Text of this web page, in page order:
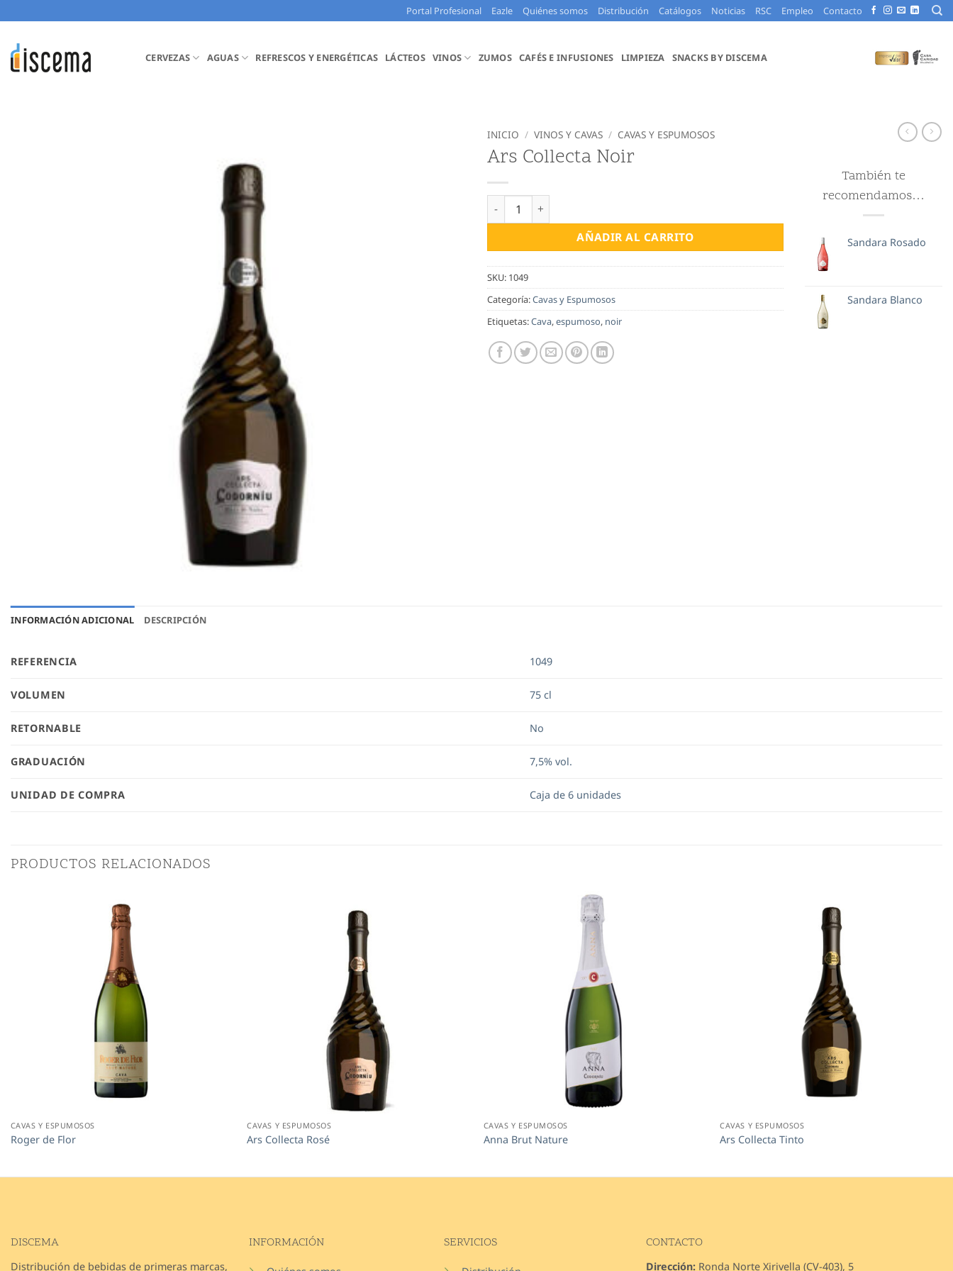
al
contenido
Portal Profesional Eazle Quiénes somos Distribución Catálogos Noticias RSC Empleo Contacto
CERVEZAS AGUAS REFRESCOS Y ENERGÉTICAS LÁCTEOS VINOS ZUMOS CAFÉS E INFUSIONES LIMPIEZA SNACKS BY DISCEMA
INICIO / VINOS Y CAVAS / CAVAS Y ESPUMOSOS
Ars Collecta Noir
Ars Collecta Noir cantidad
AÑADIR AL CARRITO
SKU: 1049
Categoría:Cavas y Espumosos
Etiquetas:Cava,espumoso, noir
También te
recomendamos…
Sandara Rosado
Sandara Blanco
INFORMACIÓN ADICIONAL DESCRIPCIÓN
REFERENCIA 1049
VOLUMEN 75 cl
RETORNABLE No
GRADUACIÓN 7,5% vol.
UNIDAD DE COMPRA Caja de 6 unidades
PRODUCTOS RELACIONADOS
CAVAS Y ESPUMOSOS
Roger de Flor
CAVAS Y ESPUMOSOS
Ars Collecta Rosé
CAVAS Y ESPUMOSOS
Anna Brut Nature
CAVAS Y ESPUMOSOS
Ars Collecta Tinto
DISCEMA
Distribución de bebidas de primeras marcas,
INFORMACIÓN SERVICIOS CONTACTO
Dirección: Ronda Norte Xirivella (CV-403), 5